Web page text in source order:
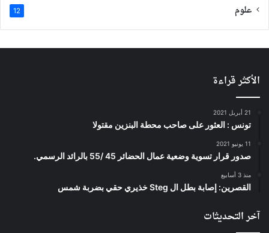
علوم 12
الأكثر قراءة
21 أبريل 2021
تونس : العثور على صاحب محطة البنزين مقتولا
11 يونيو 2021
صدور قرار تسوية وضعية عمال الحضائر 45 /55 بالرائد الرسمي.
منذ 3 أسابيع
القصرين: إصابة بطل ال Steg خذيري حقي بضربة شمس
آخر التحديثات